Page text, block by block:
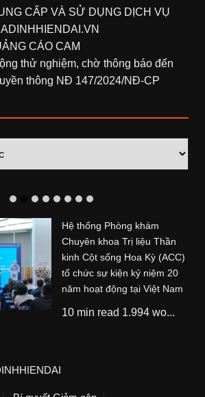
CẤP VÀ SỬ DỤNG DỊCH VỤ
CÁO CAM
thử nghiệm, chờ thông báo đến
thông NĐ 147/2024/NĐ-CP
Hệ thống Phòng khám
Chuyên khoa Trị liệu Thần
kinh Cột sống Hoa Kỳ (ACC)
tổ chức sự kiện kỷ niệm 20
năm hoạt động tại Việt Nam
10 min read 1.994 wo...